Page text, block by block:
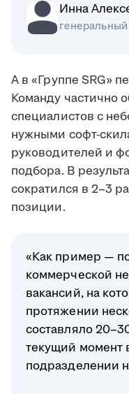
Инна
А в «Группе SRG»
Команду частично
специалистов с
нужными софт-
руководителей и
подбора. В
сократился в 2–3
позиции.
«Как пример —
коммерческой
вакансий, на
протяжении
составляло
текущий момент
подразделении